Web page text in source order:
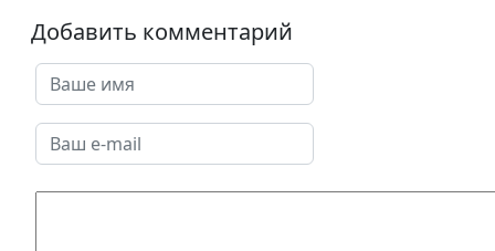
Добавить комментарий